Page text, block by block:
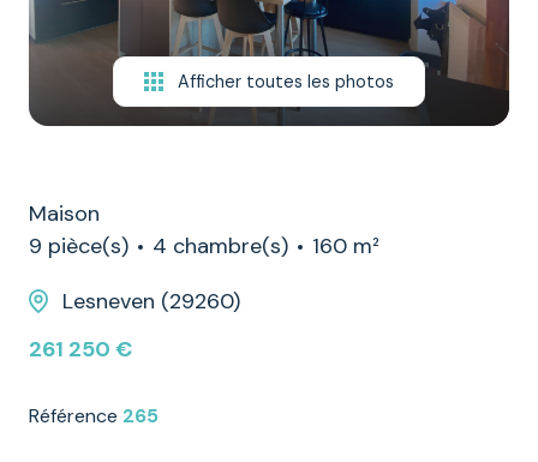
Afficher toutes les photos
Maison
9 pièce(s)
4 chambre(s)
160 m²
Lesneven (29260)
261 250 €
Référence 265